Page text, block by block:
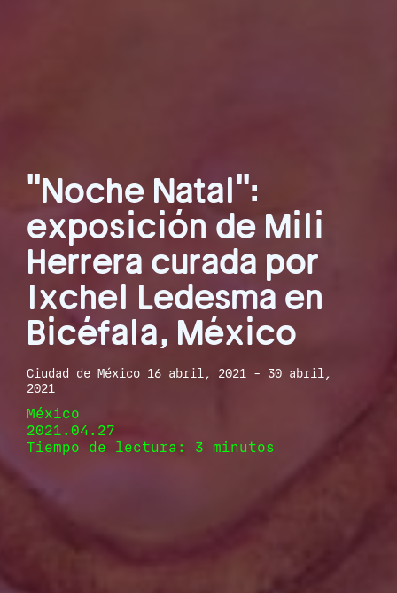
"Noche Natal":
exposición de Mili
Herrera curada por
Ixchel Ledesma en
Bicéfala, México
Ciudad de México 16 abril, 2021 - 30 abril,
2021
México
2021.04.27
Tiempo de lectura: 3 minutos